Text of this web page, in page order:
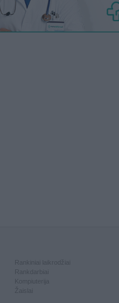
Kompiuterija
Žaislai